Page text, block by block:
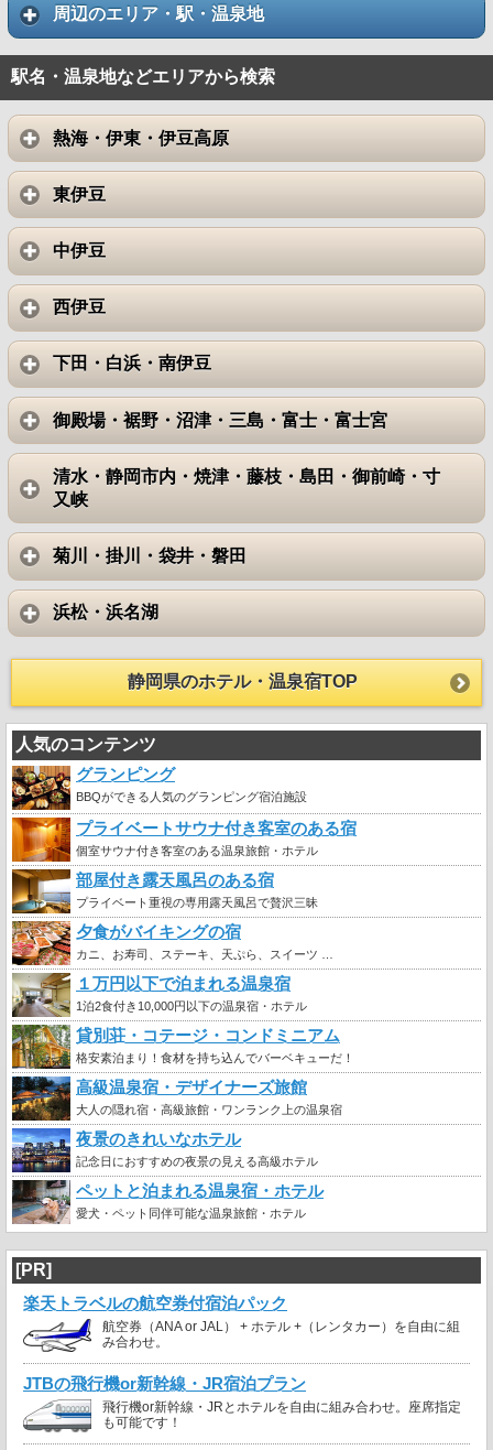
周辺のエリア・駅・温泉地
駅名・温泉地などエリアから検索
熱海・伊東・伊豆高原
東伊豆
中伊豆
西伊豆
下田・白浜・南伊豆
御殿場・裾野・沼津・三島・富士・富士宮
清水・静岡市内・焼津・藤枝・島田・御前崎・寸
又峡
菊川・掛川・袋井・磐田
浜松・浜名湖
静岡県のホテル・温泉宿TOP
人気のコンテンツ
グランピング
BBQができる人気のグランピング宿泊施設
プライベートサウナ付き客室のある宿
個室サウナ付き客室のある温泉旅館・ホテル
部屋付き露天風呂のある宿
プライベート重視の専用露天風呂で贅沢三昧
夕食がバイキングの宿
カニ、お寿司、ステーキ、天ぷら、スイーツ …
１万円以下で泊まれる温泉宿
1泊2食付き10,000円以下の温泉宿・ホテル
貸別荘・コテージ・コンドミニアム
格安素泊まり！食材を持ち込んでバーベキューだ！
高級温泉宿・デザイナーズ旅館
大人の隠れ宿・高級旅館・ワンランク上の温泉宿
夜景のきれいなホテル
記念日におすすめの夜景の見える高級ホテル
ペットと泊まれる温泉宿・ホテル
愛犬・ペット同伴可能な温泉旅館・ホテル
[PR]
楽天トラベルの航空券付宿泊パック
航空券（ANA or JAL） + ホテル +（レンタカー）を自由に組
み合わせ。
JTBの飛行機or新幹線・JR宿泊プラン
飛行機or新幹線・JRとホテルを自由に組み合わせ。座席指定
も可能です！